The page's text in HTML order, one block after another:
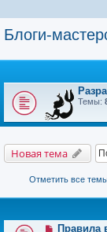
Блоги-
Темы:
Новая тема
Отметить все
Правила